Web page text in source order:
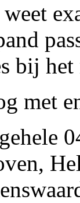
bij
met